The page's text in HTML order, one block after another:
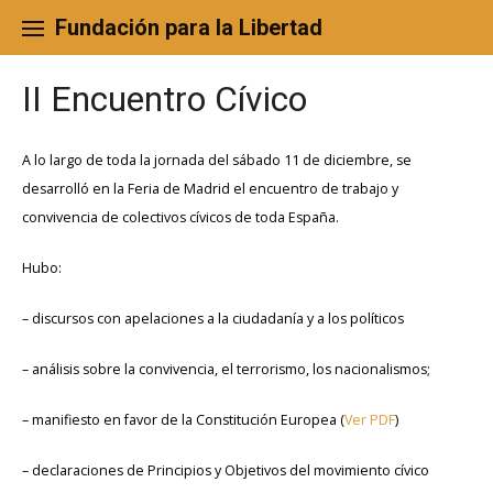
content
Fundación para la Libertad
II Encuentro Cívico
A lo largo de toda la jornada del sábado 11 de diciembre, se
desarrolló en la Feria de Madrid el encuentro de trabajo y
convivencia de colectivos cívicos de toda España.
Hubo:
– discursos con apelaciones a la ciudadanía y a los políticos
– análisis sobre la convivencia, el terrorismo, los nacionalismos;
– manifiesto en favor de la Constitución Europea (Ver PDF)
– declaraciones de Principios y Objetivos del movimiento cívico